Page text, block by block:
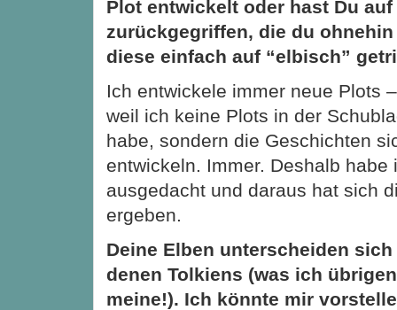
Plot entwickelt oder hast Du auf
zurückgegriffen, die du
diese einfach auf “elbisch”
Ich entwickele immer neue Plots
weil ich keine Plots in der
habe, sondern die Geschichten
entwickeln. Immer. Deshalb habe
ausgedacht und daraus hat sich
ergeben.
Deine Elben unterscheiden
denen Tolkiens (was ich
meine!). Ich könnte mir